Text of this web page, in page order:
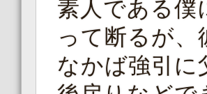
素人である僕
って断るが
なかば強引に